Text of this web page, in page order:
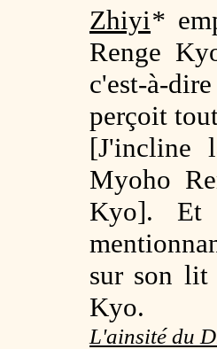
Zhiyi*
Renge
c'est-à-
perçoit
[J'incline
Myoho
Kyo]. Et
sur son lit
Kyo.
L'ainsité du